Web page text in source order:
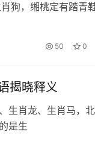
狗，缃桃定有踏青
50 0
揭晓释义
生肖龙、生肖马，
是生